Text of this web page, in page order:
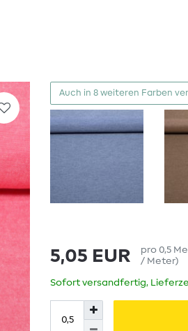
Auch in 8 weiteren Farben
5,05 EUR pro 0,5
/ Meter)
Sofort versandfertig,